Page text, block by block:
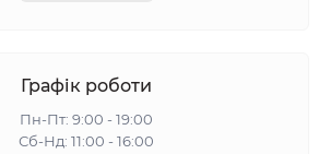
Графік роботи
Пн-Пт: 9:00 - 19:00
Сб-Нд: 11:00 - 16:00